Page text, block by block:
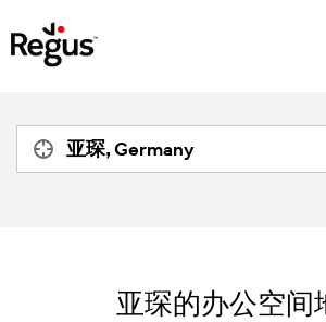
亚琛的办公空间